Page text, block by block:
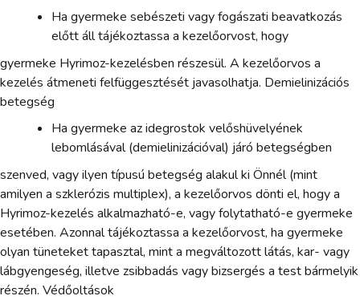
Ha gyermeke sebészeti vagy fogászati beavatkozás
előtt áll tájékoztassa a kezelőorvost, hogy
gyermeke Hyrimoz-kezelésben részesül. A kezelőorvos a
kezelés átmeneti felfüggesztését javasolhatja. Demielinizációs
betegség
Ha gyermeke az idegrostok velőshüvelyének
lebomlásával (demielinizációval) járó betegségben
szenved, vagy ilyen típusú betegség alakul ki Önnél (mint
amilyen a szklerózis multiplex), a kezelőorvos dönti el, hogy a
Hyrimoz-kezelés alkalmazható-e, vagy folytatható-e gyermeke
esetében. Azonnal tájékoztassa a kezelőorvost, ha gyermeke
olyan tüneteket tapasztal, mint a megváltozott látás, kar- vagy
lábgyengeség, illetve zsibbadás vagy bizsergés a test bármelyik
részén. Védőoltások